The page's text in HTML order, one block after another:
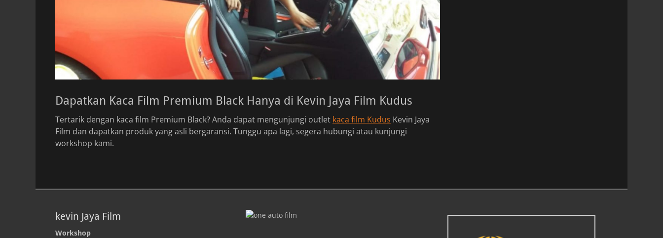
Dapatkan Kaca Film Premium Black Hanya di Kevin Jaya Film Kudus
Tertarik dengan kaca film Premium Black? Anda dapat mengunjungi outlet kaca film Kudus Kevin Jaya
Film dan dapatkan produk yang asli bergaransi. Tunggu apa lagi, segera hubungi atau kunjungi
workshop kami.
kevin Jaya Film
Workshop